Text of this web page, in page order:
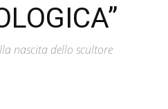
nascita dello scultore